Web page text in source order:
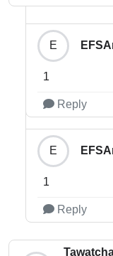
E
1
Reply
E
1
Reply